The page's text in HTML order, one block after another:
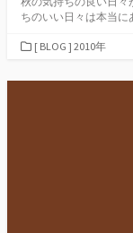
ちのいい日々は本当に
カ
ゴ
[ BLOG ] 2010年